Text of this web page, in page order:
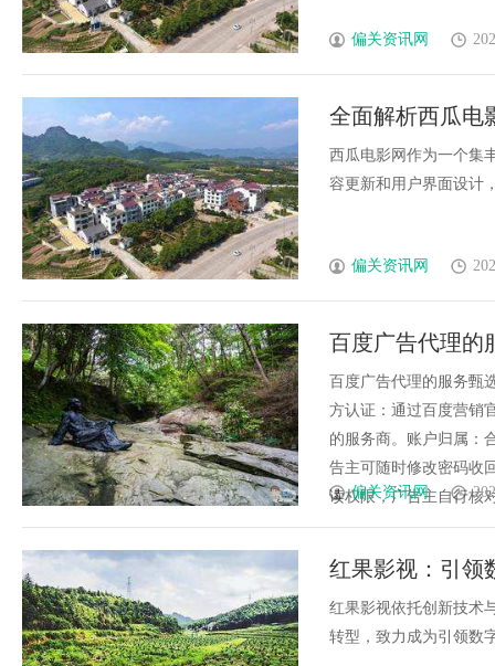
偏关资讯网
全面解析西瓜电
发展
西瓜电影网作为一个集
容更新和用户界面设计
偏关资讯网
百度广告代理的
百度广告代理的服务甄
方认证：通过百度营销
的服务商。账户归属：
告主可随时修改密码收
读权限，广告主自行核
偏关资讯网
红果影视：引领
红果影视依托创新技术
转型，致力成为引领数